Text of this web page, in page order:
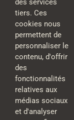
des services
tiers. Ces
cookies nous
permettent de
personnaliser le
contenu, d'offrir
des
fonctionnalités
relatives aux
médias sociaux
et d'analyser